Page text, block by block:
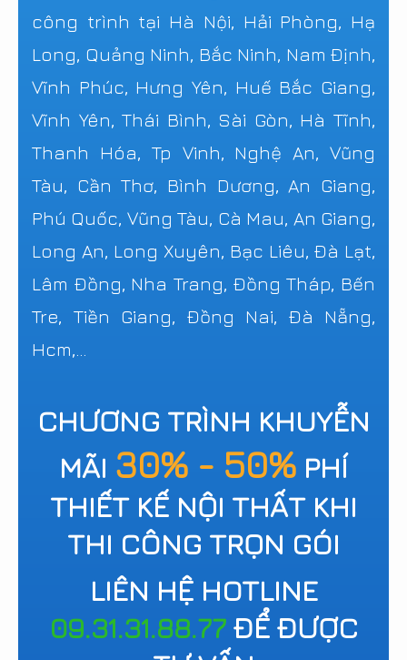
công trình tại Hà Nội, Hải Phòng, Hạ
Long, Quảng Ninh, Bắc Ninh, Nam Định,
Vĩnh Phúc, Hưng Yên, Huế Bắc Giang,
Vĩnh Yên, Thái Bình, Sài Gòn, Hà Tĩnh,
Thanh Hóa, Tp Vinh, Nghệ An, Vũng
Tàu, Cần Thơ, Bình Dương, An Giang,
Phú Quốc, Vũng Tàu, Cà Mau, An Giang,
Long An, Long Xuyên, Bạc Liêu, Đà Lạt,
Lâm Đồng, Nha Trang, Đồng Tháp, Bến
Tre, Tiền Giang, Đồng Nai, Đà Nẵng,
Hcm,...
CHƯƠNG TRÌNH KHUYỄN
MÃI 30% - 50% PHÍ
THIẾT KẾ NỘI THẤT KHI
THI CÔNG TRỌN GÓI
LIÊN HỆ HOTLINE
09.31.31.88.77ĐỂ ĐƯỢC